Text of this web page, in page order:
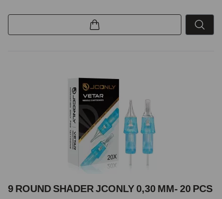
9 ROUND SHADER JCONLY 0,30 MM- 20 PCS